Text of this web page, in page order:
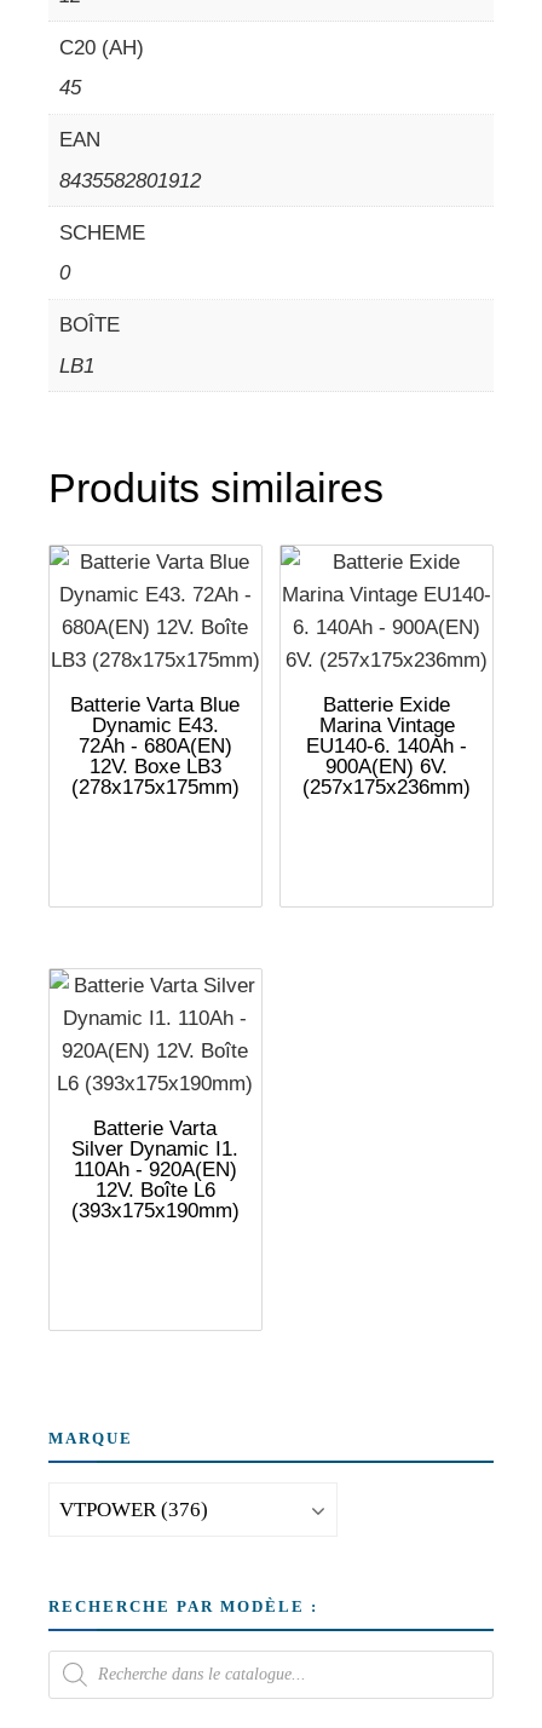
C20 (AH)
45
EAN
8435582801912
SCHEME
0
BOÎTE
LB1
Produits similaires
Batterie Varta Blue
Dynamic E43.
72Ah - 680A(EN)
12V. Boxe LB3
(278x175x175mm)
Batterie Exide
Marina Vintage
EU140-6. 140Ah -
900A(EN) 6V.
(257x175x236mm)
Batterie Varta
Silver Dynamic I1.
110Ah - 920A(EN)
12V. Boîte L6
(393x175x190mm)
MARQUE
RECHERCHE PAR MODÈLE :